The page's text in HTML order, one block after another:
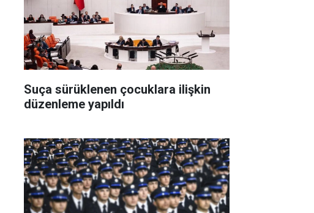
Suça sürüklenen çocuklara ilişkin
düzenleme yapıldı